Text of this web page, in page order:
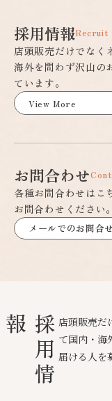
採用情報Recruit
店頭販売だけでなく
海外を問わず沢山の
ています。
View More
お問合わせ
各種お問合わせはこ
お問合わせください。
メールでのお問合
採
用
情
報
店頭販売だ
て国内・海
届ける人を